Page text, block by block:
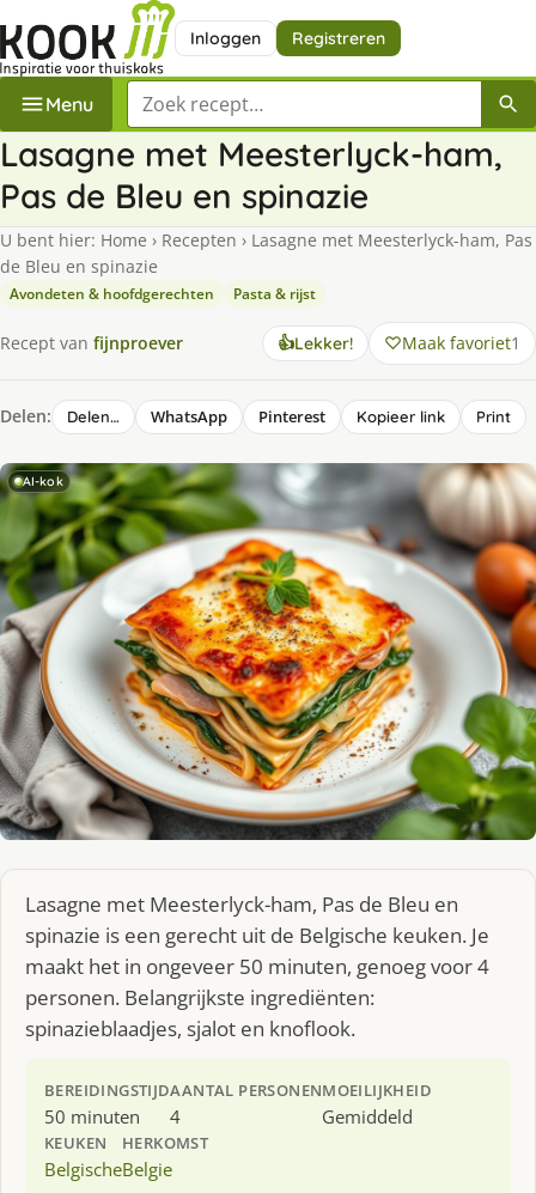
Inloggen Registreren
Menu Zoek een recept
Lasagne met Meesterlyck-ham,
Pas de Bleu en spinazie
U bent hier: Home › Recepten › Lasagne met Meesterlyck-ham, Pas
de Bleu en spinazie
Avondeten & hoofdgerechten Pasta & rijst
Recept van fijnproever 👍Lekker! Maak favoriet1
Delen: Delen… WhatsApp Pinterest Kopieer link Print
AI-kok
Lasagne met Meesterlyck-ham, Pas de Bleu en
spinazie is een gerecht uit de Belgische keuken. Je
maakt het in ongeveer 50 minuten, genoeg voor 4
personen. Belangrijkste ingrediënten:
spinazieblaadjes, sjalot en knoflook.
BEREIDINGSTIJD
50 minuten
AANTAL PERSONEN
4
MOEILIJKHEID
Gemiddeld
KEUKEN
Belgische
HERKOMST
Belgie